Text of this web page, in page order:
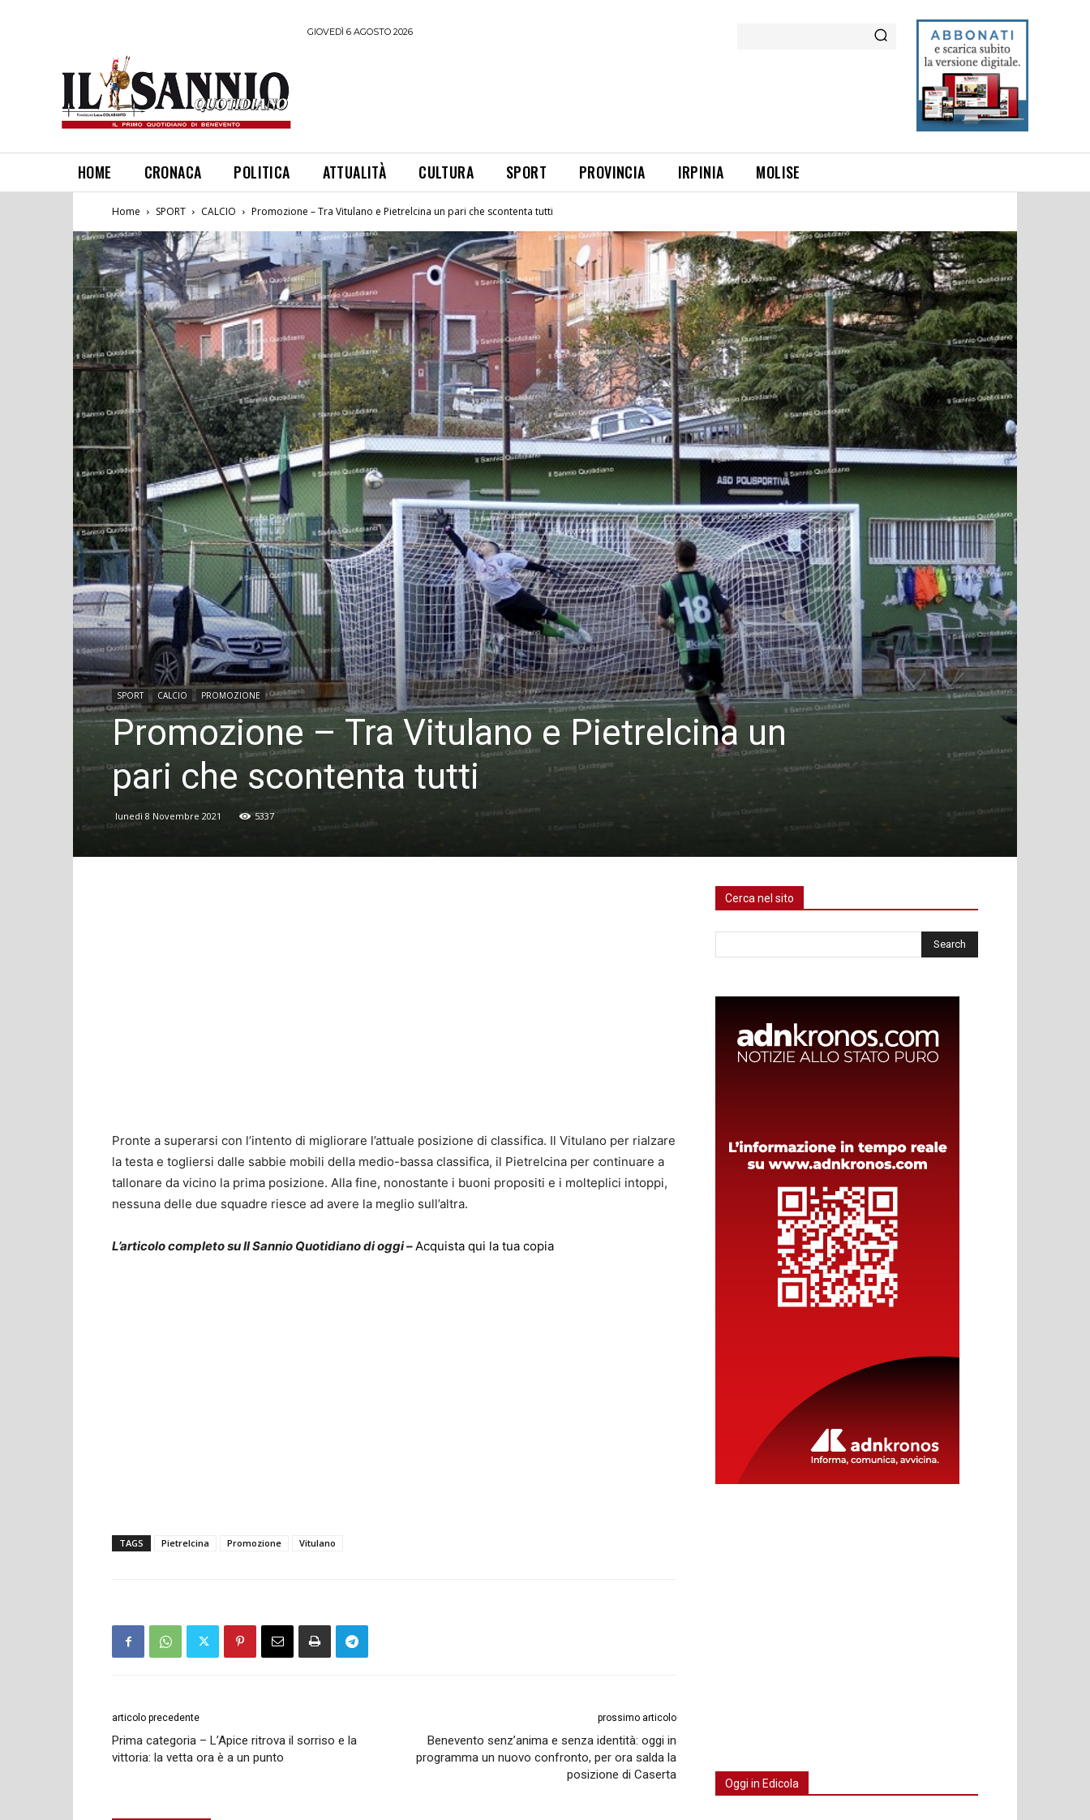
GIOVEDÌ 6 AGOSTO 2026
HOME CRONACA POLITICA ATTUALITÀ CULTURA SPORT PROVINCIA IRPINIA MOLISE
Home SPORT CALCIO Promozione – Tra Vitulano e Pietrelcina un pari che scontenta tutti
SPORT CALCIO PROMOZIONE
Promozione – Tra Vitulano e Pietrelcina un
pari che scontenta tutti
lunedì 8 Novembre 2021 5337
Pronte a superarsi con l’intento di migliorare l’attuale posizione di classifica. Il Vitulano per rialzare
la testa e togliersi dalle sabbie mobili della medio-bassa classifica, il Pietrelcina per continuare a
tallonare da vicino la prima posizione. Alla fine, nonostante i buoni propositi e i molteplici intoppi,
nessuna delle due squadre riesce ad avere la meglio sull’altra.
L’articolo completo su Il Sannio Quotidiano di oggi –Acquista qui la tua copia
TAGS Pietrelcina Promozione Vitulano
articolo precedente
Prima categoria – L’Apice ritrova il sorriso e la
vittoria: la vetta ora è a un punto
prossimo articolo
Benevento senz’anima e senza identità: oggi in
programma un nuovo confronto, per ora salda la
posizione di Caserta
Cerca nel sito
Oggi in Edicola